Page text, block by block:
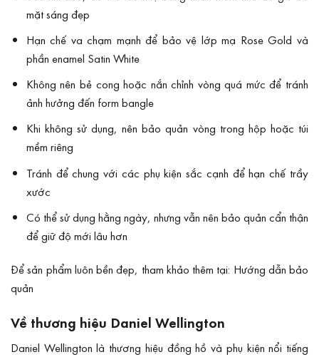
mặt sáng đẹp
Hạn chế va chạm mạnh để bảo vệ lớp mạ Rose Gold và
phần enamel Satin White
Không nên bẻ cong hoặc nắn chỉnh vòng quá mức để tránh
ảnh hưởng đến form bangle
Khi không sử dụng, nên bảo quản vòng trong hộp hoặc túi
mềm riêng
Tránh để chung với các phụ kiện sắc cạnh để hạn chế trầy
xước
Có thể sử dụng hằng ngày, nhưng vẫn nên bảo quản cẩn thận
để giữ độ mới lâu hơn
Để sản phẩm luôn bền đẹp, tham khảo thêm tại: Hướng dẫn bảo
quản
Về thương hiệu Daniel Wellington
Daniel Wellington là thương hiệu đồng hồ và phụ kiện nổi tiếng